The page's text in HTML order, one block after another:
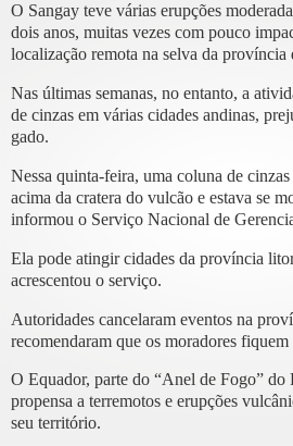
O Sangay teve várias erupções
dois anos, muitas vezes com pouco
localização remota na selva da província
Nas últimas semanas, no entanto, a
de cinzas em várias cidades andinas,
gado.
Nessa quinta-feira, uma coluna de
acima da cratera do vulcão e estava se
informou o Serviço Nacional de
Ela pode atingir cidades da província
acrescentou o serviço.
Autoridades cancelaram eventos na
recomendaram que os moradores fiquem
O Equador, parte do “Anel de Fogo” do
propensa a terremotos e erupções
seu território.